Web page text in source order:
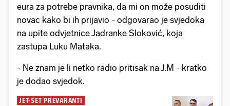
eura za potrebe pravnika, da mi on može posuditi
novac kako bi ih prijavio - odgovarao je svjedoka
na upite odvjetnice Jadranke Sloković, koja
zastupa Luku Mataka.
- Ne znam je li netko radio pritisak na J.M - kratko
je dodao svjedok.
JET-SET PREVARANTI